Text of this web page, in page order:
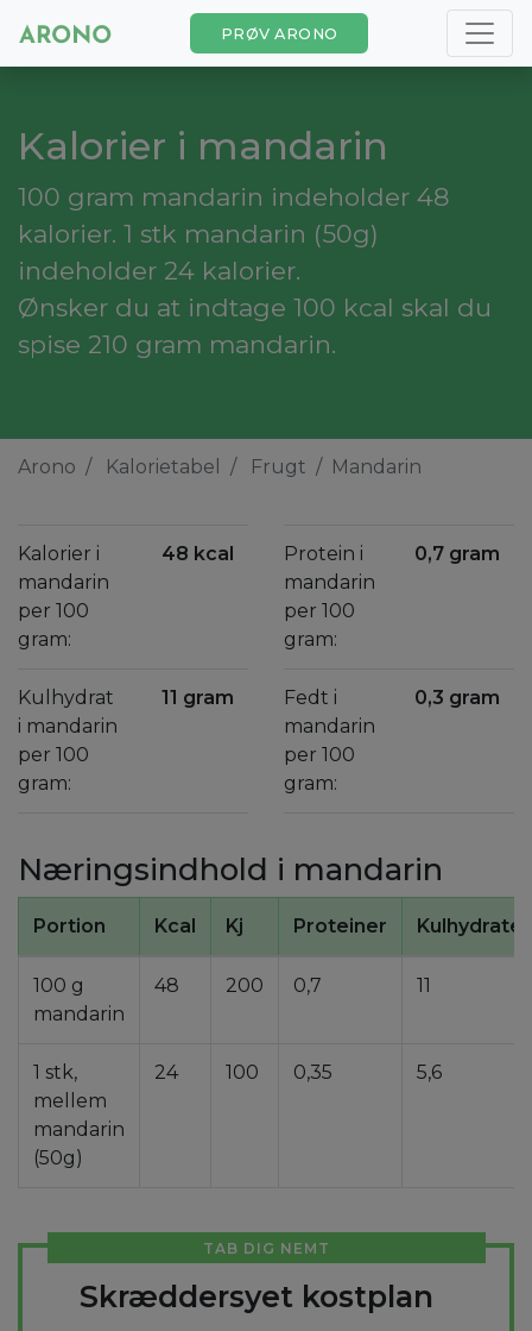
PRØV ARONO
Kalorier i mandarin
100 gram mandarin indeholder 48
kalorier. 1 stk mandarin (50g)
indeholder 24 kalorier.
Ønsker du at indtage 100 kcal skal du
spise 210 gram mandarin.
Arono Kalorietabel Frugt Mandarin
Kalorier i
mandarin
per 100
gram:
48 kcal
Kulhydrat
i mandarin
per 100
gram:
11 gram
Protein i
mandarin
per 100
gram:
0,7 gram
Fedt i
mandarin
per 100
gram:
0,3 gram
Næringsindhold i mandarin
Portion Kcal Kj Proteiner Kulhydrater
100 g
mandarin
48 200 0,7 11
1 stk,
mellem
mandarin
(50g)
24 100 0,35 5,6
TAB DIG NEMT
Skræddersyet kostplan